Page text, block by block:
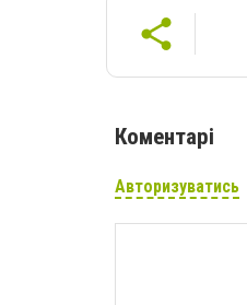
Коментарі
Авторизуватись